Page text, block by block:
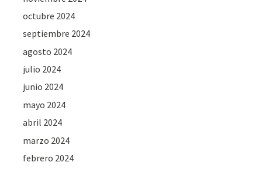
octubre 2024
septiembre 2024
agosto 2024
julio 2024
junio 2024
mayo 2024
abril 2024
marzo 2024
febrero 2024